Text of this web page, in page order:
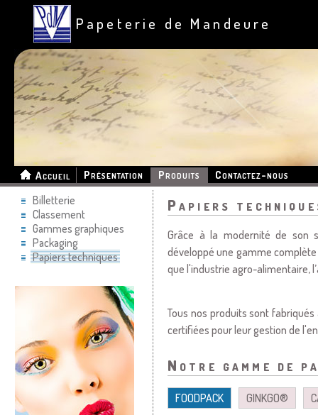
Papeterie de Mandeure
Accueil Présentation Produits Contactez-nous
Billetterie
Classement
Gammes graphiques
Packaging
Papiers techniques
Papiers
Grâce à la modernité de son
développé une gamme
que l'industrie agro-alimentaire,
Tous nos produits sont
certifiées pour leur gestion de
Notre gamme de
FOODPACK GINKGO®